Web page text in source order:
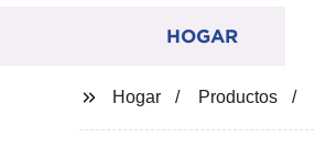
HOGAR
Hogar Productos